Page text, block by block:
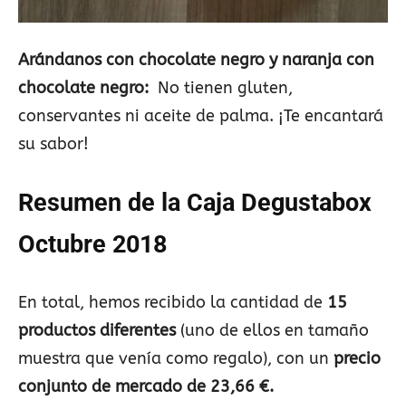
Arándanos con chocolate negro y naranja con
chocolate negro: No tienen gluten,
conservantes ni aceite de palma. ¡Te encantará
su sabor!
Resumen de la Caja Degustabox
Octubre 2018
En total, hemos recibido la cantidad de 15
productos diferentes (uno de ellos en tamaño
muestra que venía como regalo), con un precio
conjunto de mercado de 23,66 €.